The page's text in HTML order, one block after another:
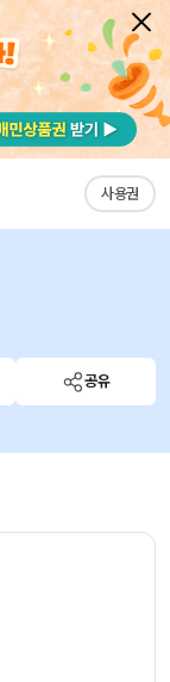
사용권
공유